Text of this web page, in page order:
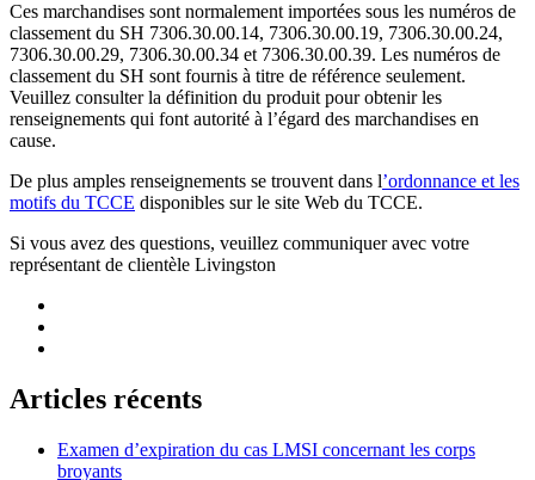
Ces marchandises sont normalement importées sous les numéros de
classement du SH 7306.30.00.14, 7306.30.00.19, 7306.30.00.24,
7306.30.00.29, 7306.30.00.34 et 7306.30.00.39. Les numéros de
classement du SH sont fournis à titre de référence seulement.
Veuillez consulter la définition du produit pour obtenir les
renseignements qui font autorité à l’égard des marchandises en
cause.
De plus amples renseignements se trouvent dans l’ordonnance et les
motifs du TCCE disponibles sur le site Web du TCCE.
Si vous avez des questions, veuillez communiquer avec votre
représentant de clientèle Livingston
Articles récents
Examen d’expiration du cas LMSI concernant les corps
broyants